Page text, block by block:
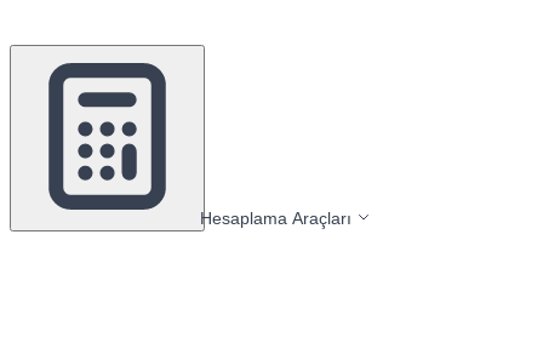
Hesaplama Araçları